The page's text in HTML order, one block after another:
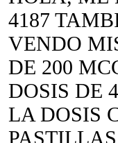
4187
VENDO
DE 200
DOSIS DE
LA DOSIS